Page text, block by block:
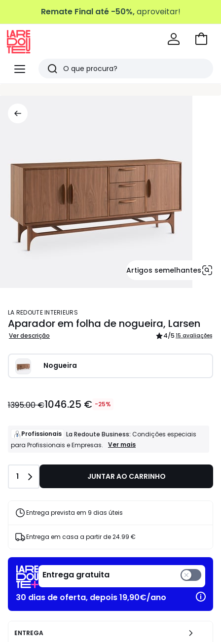
Remate Final até -50%,aproveitar!
Menu
Redoute
Pesquisar
Ir
Artigos semelhantes
LA REDOUTE INTERIEURS
Aparador em folha de nogueira, Larsen
Ver descrição 4/5 15 avaliações
Nogueira
1395.00 €1046.25 € -25%
Profissionais La Redoute Business: Condições especiais
para Profissionais e Empresas.
Profissionais
Condições
e
Ver mais
Quantidade
1 JUNTAR AO CARRINHO
Entrega prevista em 9 dias úteis
Entrega em casa a partir de24.99 €
Entrega gratuita
30 dias de oferta, depois 19,90€/ano
ENTREGA